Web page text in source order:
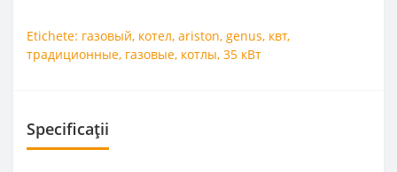
Etichete: газовый, котел, ariston, genus, квт,
традиционные, газовые, котлы, 35 кВт
Specificații